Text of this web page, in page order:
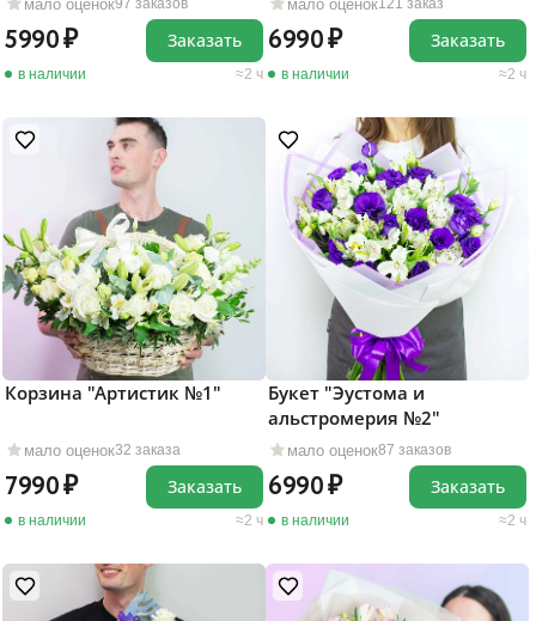
мало оценок97 заказов
5990
в наличии 2 ч
Заказать
мало оценок121 заказ
6990
в наличии 2 ч
Заказать
мало оценок32 заказа
Корзина "Артистик №1"
7990
в наличии 2 ч
Заказать
мало оценок87 заказов
Букет "Эустома и
альстромерия №2"
6990
в наличии 2 ч
Заказать